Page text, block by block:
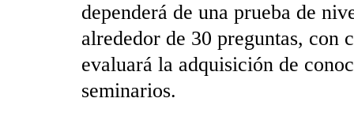
dependerá de una prueba de
alrededor de 30 preguntas, con
evaluará la adquisición de
seminarios.